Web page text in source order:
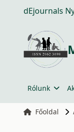
dEjournals
Rólunk
Főoldal